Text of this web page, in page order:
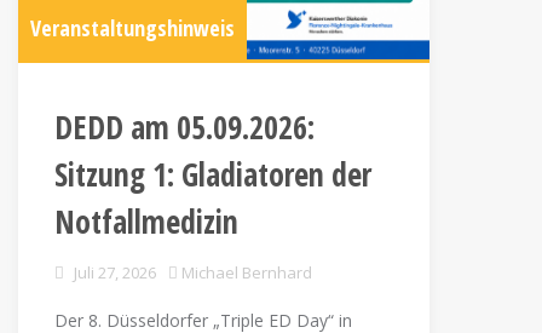
Veranstaltungshinweis
DEDD am 05.09.2026:
Sitzung 1: Gladiatoren der
Notfallmedizin
Juli 27, 2026 Michael Bernhard
Der 8. Düsseldorfer „Triple ED Day“ in